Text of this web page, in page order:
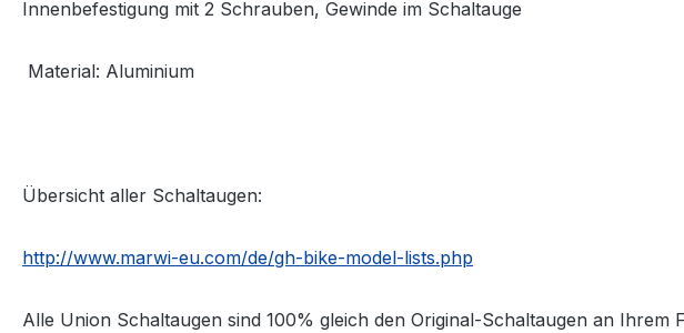
Innenbefestigung mit 2 Schrauben, Gewinde im Schaltauge
Material: Aluminium
Übersicht aller Schaltaugen:
http://www.marwi-eu.com/de/gh-bike-model-lists.php
Alle Union Schaltaugen sind 100% gleich den Original-Schaltaugen an